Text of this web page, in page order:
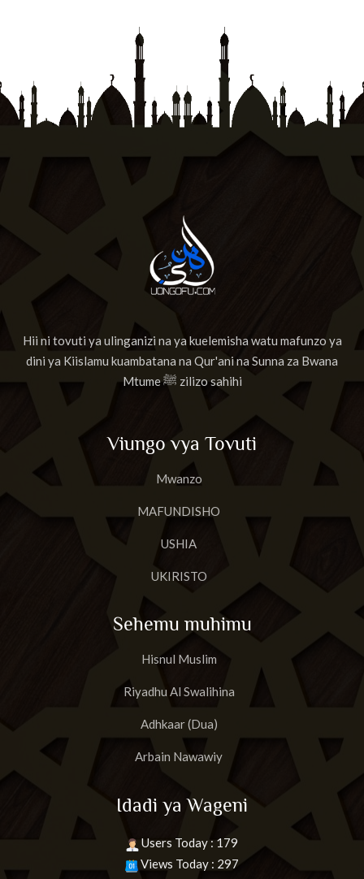
Hii ni tovuti ya ulinganizi na ya kuelemisha watu mafunzo ya
dini ya Kiislamu kuambatana na Qur'ani na Sunna za Bwana
Mtume ﷺ zilizo sahihi
Viungo vya Tovuti
Mwanzo
MAFUNDISHO
USHIA
UKIRISTO
Sehemu muhimu
Hisnul Muslim
Riyadhu Al Swalihina
Adhkaar (Dua)
Arbain Nawawiy
Idadi ya Wageni
Users Today : 179
Views Today : 297